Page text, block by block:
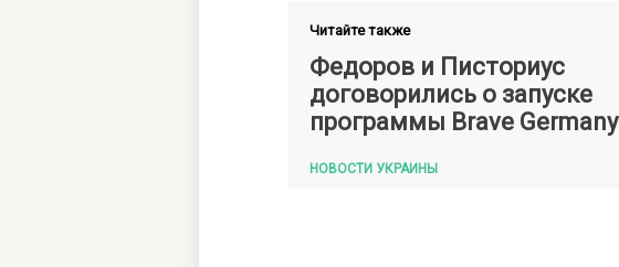
Читайте также
Федоров и Писториус
договорились о запуске
программы Brave Germany
НОВОСТИ УКРАИНЫ